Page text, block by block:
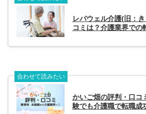
レバウェル介護(旧：
コミは？介護業界での
合わせて読みたい
かいご畑の評判・口コ
験でも介護職で転職成